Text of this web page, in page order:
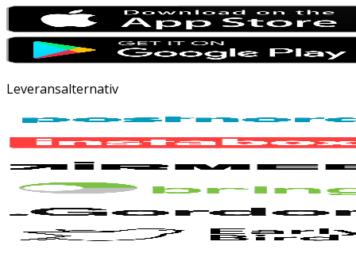
Leveransalternativ